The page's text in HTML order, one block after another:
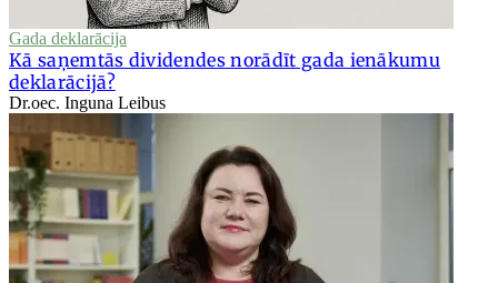
Gada deklarācija
Kā saņemtās dividendes norādīt gada ienākumu
deklarācijā?
Dr.oec. Inguna Leibus